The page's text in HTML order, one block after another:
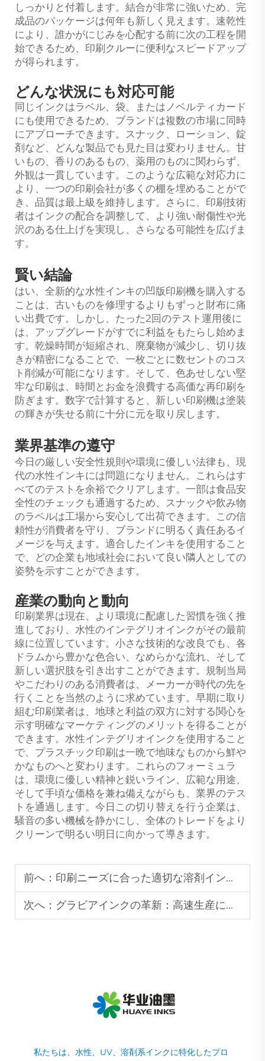
しっかりと付着します。結合が非常に強いため、完
成品のパッケージは何年も新しく見えます。速乾性
により、誰かがにじみを心配する前に次の工程を開
始できるため、印刷クルーに便利なスピードアップ
が得られます。
どんな状況にも対応可能
同じインクはラベル、袋、またはノベルティカード
にも使用できるため、ブランドは複数の市場に同時
にアプローチできます。スナック、ローション、錠
剤など、どんな製品でも見た目は変わりません。甘
いもの、香りのあるもの、薬用のものに関わらず、
外観は一貫しています。このような広範な対応力に
より、一つの印刷会社が多くの棚を埋めることがで
き、品質は最上級を維持します。さらに、印刷技術
者はインクの配合を調整して、より強い耐傷性や光
沢のある仕上げを実現し、さらなる可能性を広げま
す。
賢い結論
はい、全新的な水性インキの凹版印刷機を購入する
ことは、古いものを修理するよりもずっと財布に痛
い出費です。しかし、たった2回のテスト運用後に
は、アップグレードがすでに利益をもたらし始めま
す。乾燥時間が短縮され、廃棄物が減少し、切り抜
きが精密になることで、一枚ごとに数セントのコス
ト削減が可能になります。そして、色あせしない堅
牢な印刷は、時間とお金を浪費する高価な再印刷を
防ぎます。数字で計算すると、新しい印刷機は塗装
の輝きが失せる前に十分に元を取り戻します。
業界基準の遵守
今日の厳しい安全性規則や環境に優しい法律も、現
代の水性インキには問題になりません。これらはす
べてのテストを余裕でクリアします。一部は食品安
全性のチェックも通過するため、スナックや飲み物
のラベルは工場から安心して出荷できます。この信
頼性が消費者を守り、ブランドに明るく責任あるイ
メージを与えます。適合したインキを使用すること
で、どの企業も地域社会において良い隣人としての
姿勢を示すことができます。
産業の動向と動向
印刷業界は現在、より環境に配慮した習慣を強く推
進しており、水性のインテグリオインクがその最前
線に位置しています。小さな技術的な改良でも、各
ドラムから豊かな色合い、なめらかな流れ、そして
新しい選択肢を引き出すことができます。規制当局
やこだわりのある消費者は、メーカーが時代の先を
行くことを当然のように求めています。早期に取り
組む印刷業者は、地球と利益の双方に対する関心を
示す明確なマーケティングのメリットを得ることが
できます。水性インテグリオインクを使用すること
で、プラスチック印刷は一晩で地味なものから鮮や
かなものへと変わります。これらのフォーミュラ
は、環境に優しい精神と鋭いライン、広範な用途、
そして手頃な価格を兼ね備えながらも、業界のテス
トを通過します。今日この切り替えを行う企業は、
騒音の多い機械を静かにし、全体のトレードをより
クリーンで明るい明日に向かって導きます。
前へ： 印刷ニーズに合った適切な溶剤インクの選び方
次へ： グラビアインクの革新：高速生産に対応するための要求を満たす
私たちは、水性、UV、溶剤系インクに特化したプロ